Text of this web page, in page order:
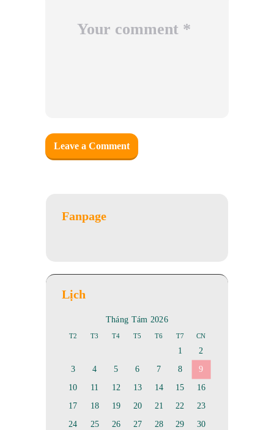
Fanpage
Lịch
Tháng Tám 2026
T2 T3 T4 T5 T6 T7 CN
1
2
3
4 5 6 7 8
9
10
11 12 13 14 15
16
17
18 19 20 21 22
23
24
25 26 27 28 29
30